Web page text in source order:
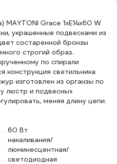
MAYTONI Grace 1хE14x60 W
украшенные подвесками из
состаренной бронзы
строгий образ.
по спирали
конструкция светильника
изготовлен из органзы по
люстр и подвесных
меняя длину цепи.
60 Вт
накаливания/
люминесцентная/
светодиодная